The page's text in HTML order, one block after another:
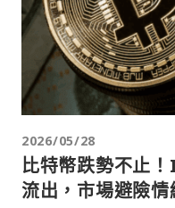
2026/05/28
比特幣跌勢不止
流出，市場避險情